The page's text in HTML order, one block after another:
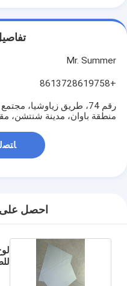
Mr. Summer
+8613728619758
رقم 74، طريق زياوشيا،
منطقة باوان، مدينة شنتشن،
احصل